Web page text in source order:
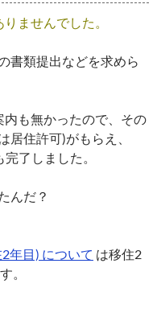
ませんでした。
書類提出などを求めら
も無かったので、その
居住許可)がもらえ、
了しました。
んだ？
年目) について は移住2
。